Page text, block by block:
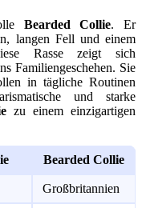
Bearded Collie. Er
langen Fell und einem
Rasse zeigt sich
Familiengeschehen. Sie
in tägliche Routinen
und starke
zu einem einzigartigen
Bearded Collie
Großbritannien